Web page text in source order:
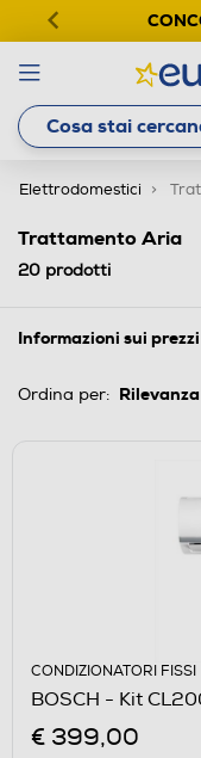
Elettrodomestici
Trattamento Aria
20 prodotti
Informazioni sui
Ordina per:
CONDIZIONATORI FISSI
BOSCH - Kit
€ 399,00